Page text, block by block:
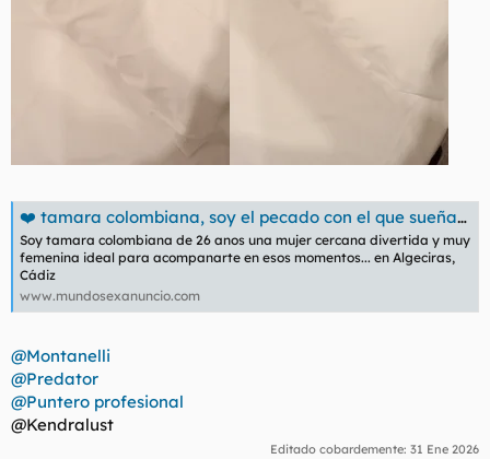
❤️ tamara colombiana, soy el pecado con el que sueñas en Algeciras, Cádiz - 611244996
Soy tamara colombiana de 26 anos una mujer cercana divertida y muy
femenina ideal para acompanarte en esos momentos... en Algeciras,
Cádiz
www.mundosexanuncio.com
@Montanelli
@Predator
@Puntero profesional
@Kendralust
Editado cobardemente: 31 Ene 2026